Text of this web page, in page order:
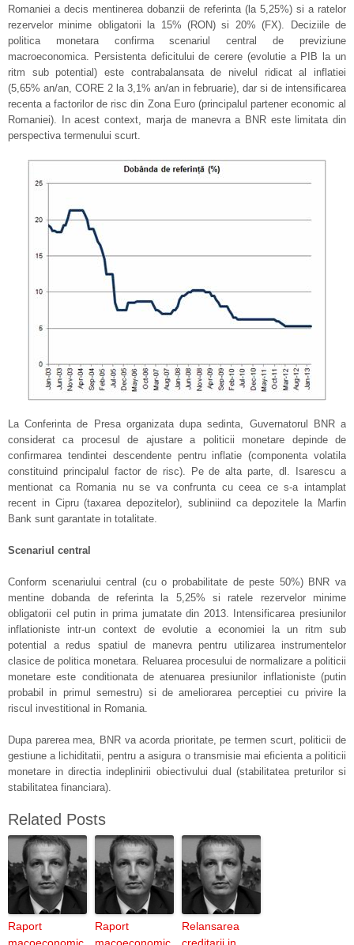
Romaniei a decis mentinerea dobanzii de referinta (la 5,25%) si a ratelor
rezervelor minime obligatorii la 15% (RON) si 20% (FX). Deciziile de
politica monetara confirma scenariul central de previziune
macroeconomica. Persistenta deficitului de cerere (evolutie a PIB la un
ritm sub potential) este contrabalansata de nivelul ridicat al inflatiei
(5,65% an/an, CORE 2 la 3,1% an/an in februarie), dar si de intensificarea
recenta a factorilor de risc din Zona Euro (principalul partener economic al
Romaniei). In acest context, marja de manevra a BNR este limitata din
perspectiva termenului scurt.
La Conferinta de Presa organizata dupa sedinta, Guvernatorul BNR a
considerat ca procesul de ajustare a politicii monetare depinde de
confirmarea tendintei descendente pentru inflatie (componenta volatila
constituind principalul factor de risc). Pe de alta parte, dl. Isarescu a
mentionat ca Romania nu se va confrunta cu ceea ce s-a intamplat
recent in Cipru (taxarea depozitelor), subliniind ca depozitele la Marfin
Bank sunt garantate in totalitate.
Scenariul central
Conform scenariului central (cu o probabilitate de peste 50%) BNR va
mentine dobanda de referinta la 5,25% si ratele rezervelor minime
obligatorii cel putin in prima jumatate din 2013. Intensificarea presiunilor
inflationiste intr-un context de evolutie a economiei la un ritm sub
potential a redus spatiul de manevra pentru utilizarea instrumentelor
clasice de politica monetara. Reluarea procesului de normalizare a politicii
monetare este conditionata de atenuarea presiunilor inflationiste (putin
probabil in primul semestru) si de ameliorarea perceptiei cu privire la
riscul investitional in Romania.
Dupa parerea mea, BNR va acorda prioritate, pe termen scurt, politicii de
gestiune a lichiditatii, pentru a asigura o transmisie mai eficienta a politicii
monetare in directia indeplinirii obiectivului dual (stabilitatea preturilor si
stabilitatea financiara).
Related Posts
Raport
macoeconomic
Raport
macoeconomic
Relansarea
creditarii in